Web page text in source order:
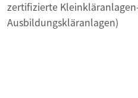
zertifizierte
Ausbildungskläranlagen)